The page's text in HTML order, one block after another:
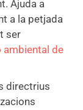
Ajuda a
a la petjada
ser
ambiental de
directrius